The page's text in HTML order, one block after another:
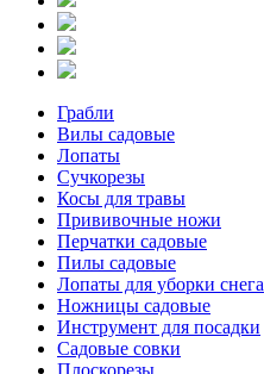
Грабли
Вилы садовые
Лопаты
Сучкорезы
Косы для травы
Прививочные ножи
Перчатки садовые
Пилы садовые
Лопаты для уборки снега
Ножницы садовые
Инструмент для посадки
Садовые совки
Плоскорезы